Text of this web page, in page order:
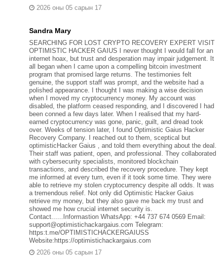
2026 оны 05 сарын 17
Sandra Mary
SEARCHING FOR LOST CRYPTO RECOVERY EXPERT VISIT
OPTIMISTIC HACKER GAIUS I never thought I would fall for an
internet hoax, but trust and desperation may impair judgement. It
all began when I came upon a compelling bitcoin investment
program that promised large returns. The testimonies felt
genuine, the support staff was prompt, and the website had a
polished appearance. I thought I was making a wise decision
when I moved my cryptocurrency money. My account was
disabled, the platform ceased responding, and I discovered I had
been conned a few days later. When I realised that my hard-
earned cryptocurrency was gone, panic, guilt, and dread took
over. Weeks of tension later, I found Optimistic Gaius Hacker
Recovery Company. I reached out to them, sceptical but
optimisticHacker Gaius , and told them everything about the deal.
Their staff was patient, open, and professional. They collaborated
with cybersecurity specialists, monitored blockchain
transactions, and described the recovery procedure. They kept
me informed at every turn, even if it took some time. They were
able to retrieve my stolen cryptocurrency despite all odds. It was
a tremendous relief. Not only did Optimistic Hacker Gaius
retrieve my money, but they also gave me back my trust and
showed me how crucial internet security is.
Contact......Informastion WhatsApp: +44 737 674 0569 Email:
support@optimistichackargaius.com Telegram:
https:t.me/OPTIMISTICHACKERGAIUSS
Website:https://optimistichackargaius.com
2026 оны 05 сарын 17